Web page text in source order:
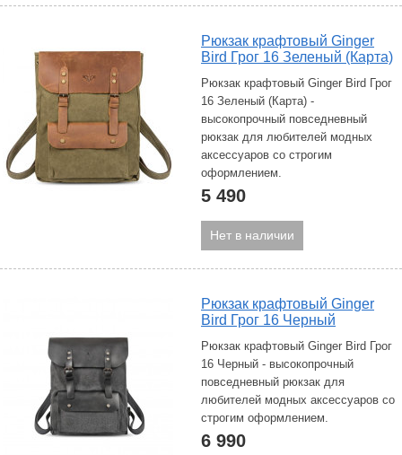
Рюкзак крафтовый Ginger
Bird Грог 16 Зеленый (Карта)
Рюкзак крафтовый Ginger Bird Грог
16 Зеленый (Карта) -
высокопрочный повседневный
рюкзак для любителей модных
аксессуаров со строгим
оформлением.
5 490
Нет в наличии
Рюкзак крафтовый Ginger
Bird Грог 16 Черный
Рюкзак крафтовый Ginger Bird Грог
16 Черный - высокопрочный
повседневный рюкзак для
любителей модных аксессуаров со
строгим оформлением.
6 990